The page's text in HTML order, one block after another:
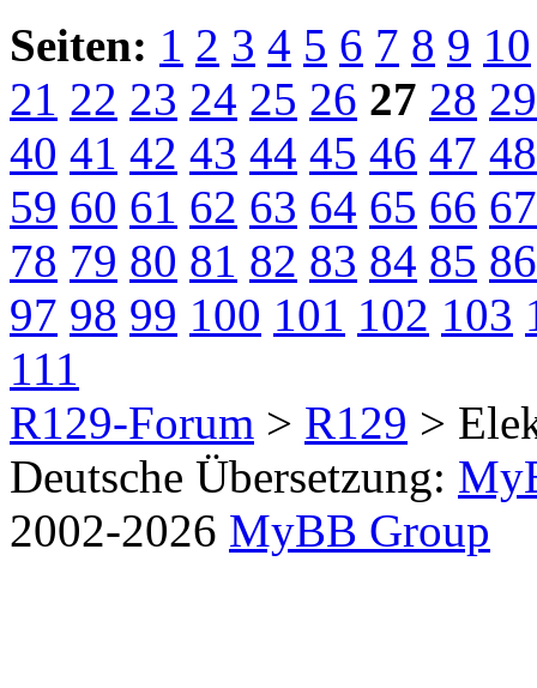
Seiten: 1 2 3 4 5 6 7 8 9 10
21 22 23 24 25 26 27 28 29
40 41 42 43 44 45 46 47 48
59 60 61 62 63 64 65 66 67
78 79 80 81 82 83 84 85 86
97 98 99 100 101 102 103
111
R129-Forum > R129 >
Deutsche Übersetzung:
2002-2026 MyBB Group